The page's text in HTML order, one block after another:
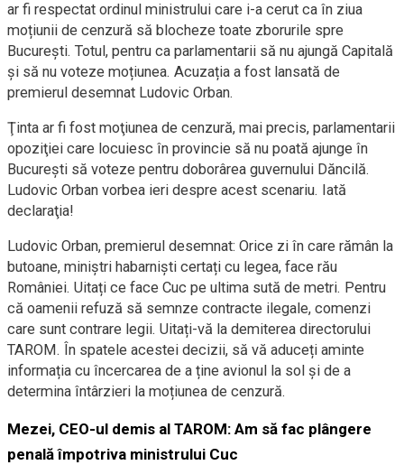
ar fi respectat ordinul ministrului care i-a cerut ca în ziua
moțiunii de cenzură să blocheze toate zborurile spre
București. Totul, pentru ca parlamentarii să nu ajungă Capitală
și să nu voteze moțiunea. Acuzația a fost lansată de
premierul desemnat Ludovic Orban.
Ţinta ar fi fost moţiunea de cenzură, mai precis, parlamentarii
opoziţiei care locuiesc în provincie să nu poată ajunge în
Bucureşti să voteze pentru doborârea guvernului Dăncilă.
Ludovic Orban vorbea ieri despre acest scenariu. Iată
declaraţia!
Ludovic Orban, premierul desemnat: Orice zi în care rămân la
butoane, miniștri habarniști certați cu legea, face rău
României. Uitați ce face Cuc pe ultima sută de metri. Pentru
că oamenii refuză să semnze contracte ilegale, comenzi
care sunt contrare legii. Uitați-vă la demiterea directorului
TAROM. În spatele acestei decizii, să vă aduceți aminte
informația cu încercarea de a ține avionul la sol și de a
determina întârzieri la moțiunea de cenzură.
Mezei, CEO-ul demis al TAROM: Am să fac plângere
penală împotriva ministrului Cuc